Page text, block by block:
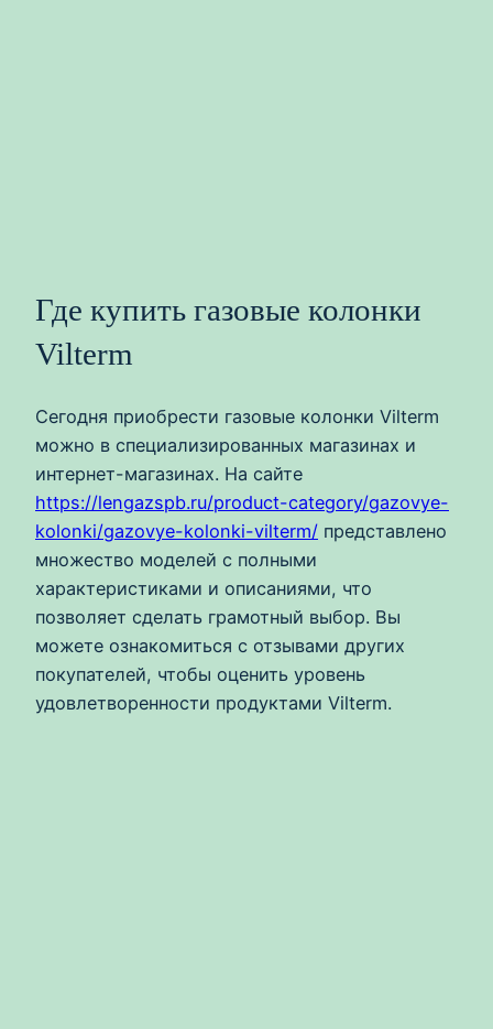
Где купить газовые колонки
Vilterm
Сегодня приобрести газовые колонки Vilterm
можно в специализированных магазинах и
интернет-магазинах. На сайте
https://lengazspb.ru/product-category/gazovye-
kolonki/gazovye-kolonki-vilterm/ представлено
множество моделей с полными
характеристиками и описаниями, что
позволяет сделать грамотный выбор. Вы
можете ознакомиться с отзывами других
покупателей, чтобы оценить уровень
удовлетворенности продуктами Vilterm.